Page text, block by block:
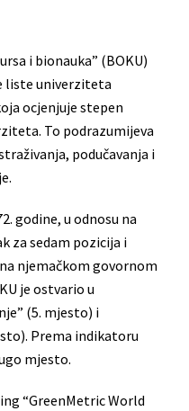
i bionauka” (BOKU)
liste univerziteta
ocjenjuje stepen
To podrazumijeva
podučavanja i
godine, u odnosu na
za sedam pozicija i
njemačkom govornom
je ostvario u
(5. mjesto) i
Prema indikatoru
mjesto.
“GreenMetric World